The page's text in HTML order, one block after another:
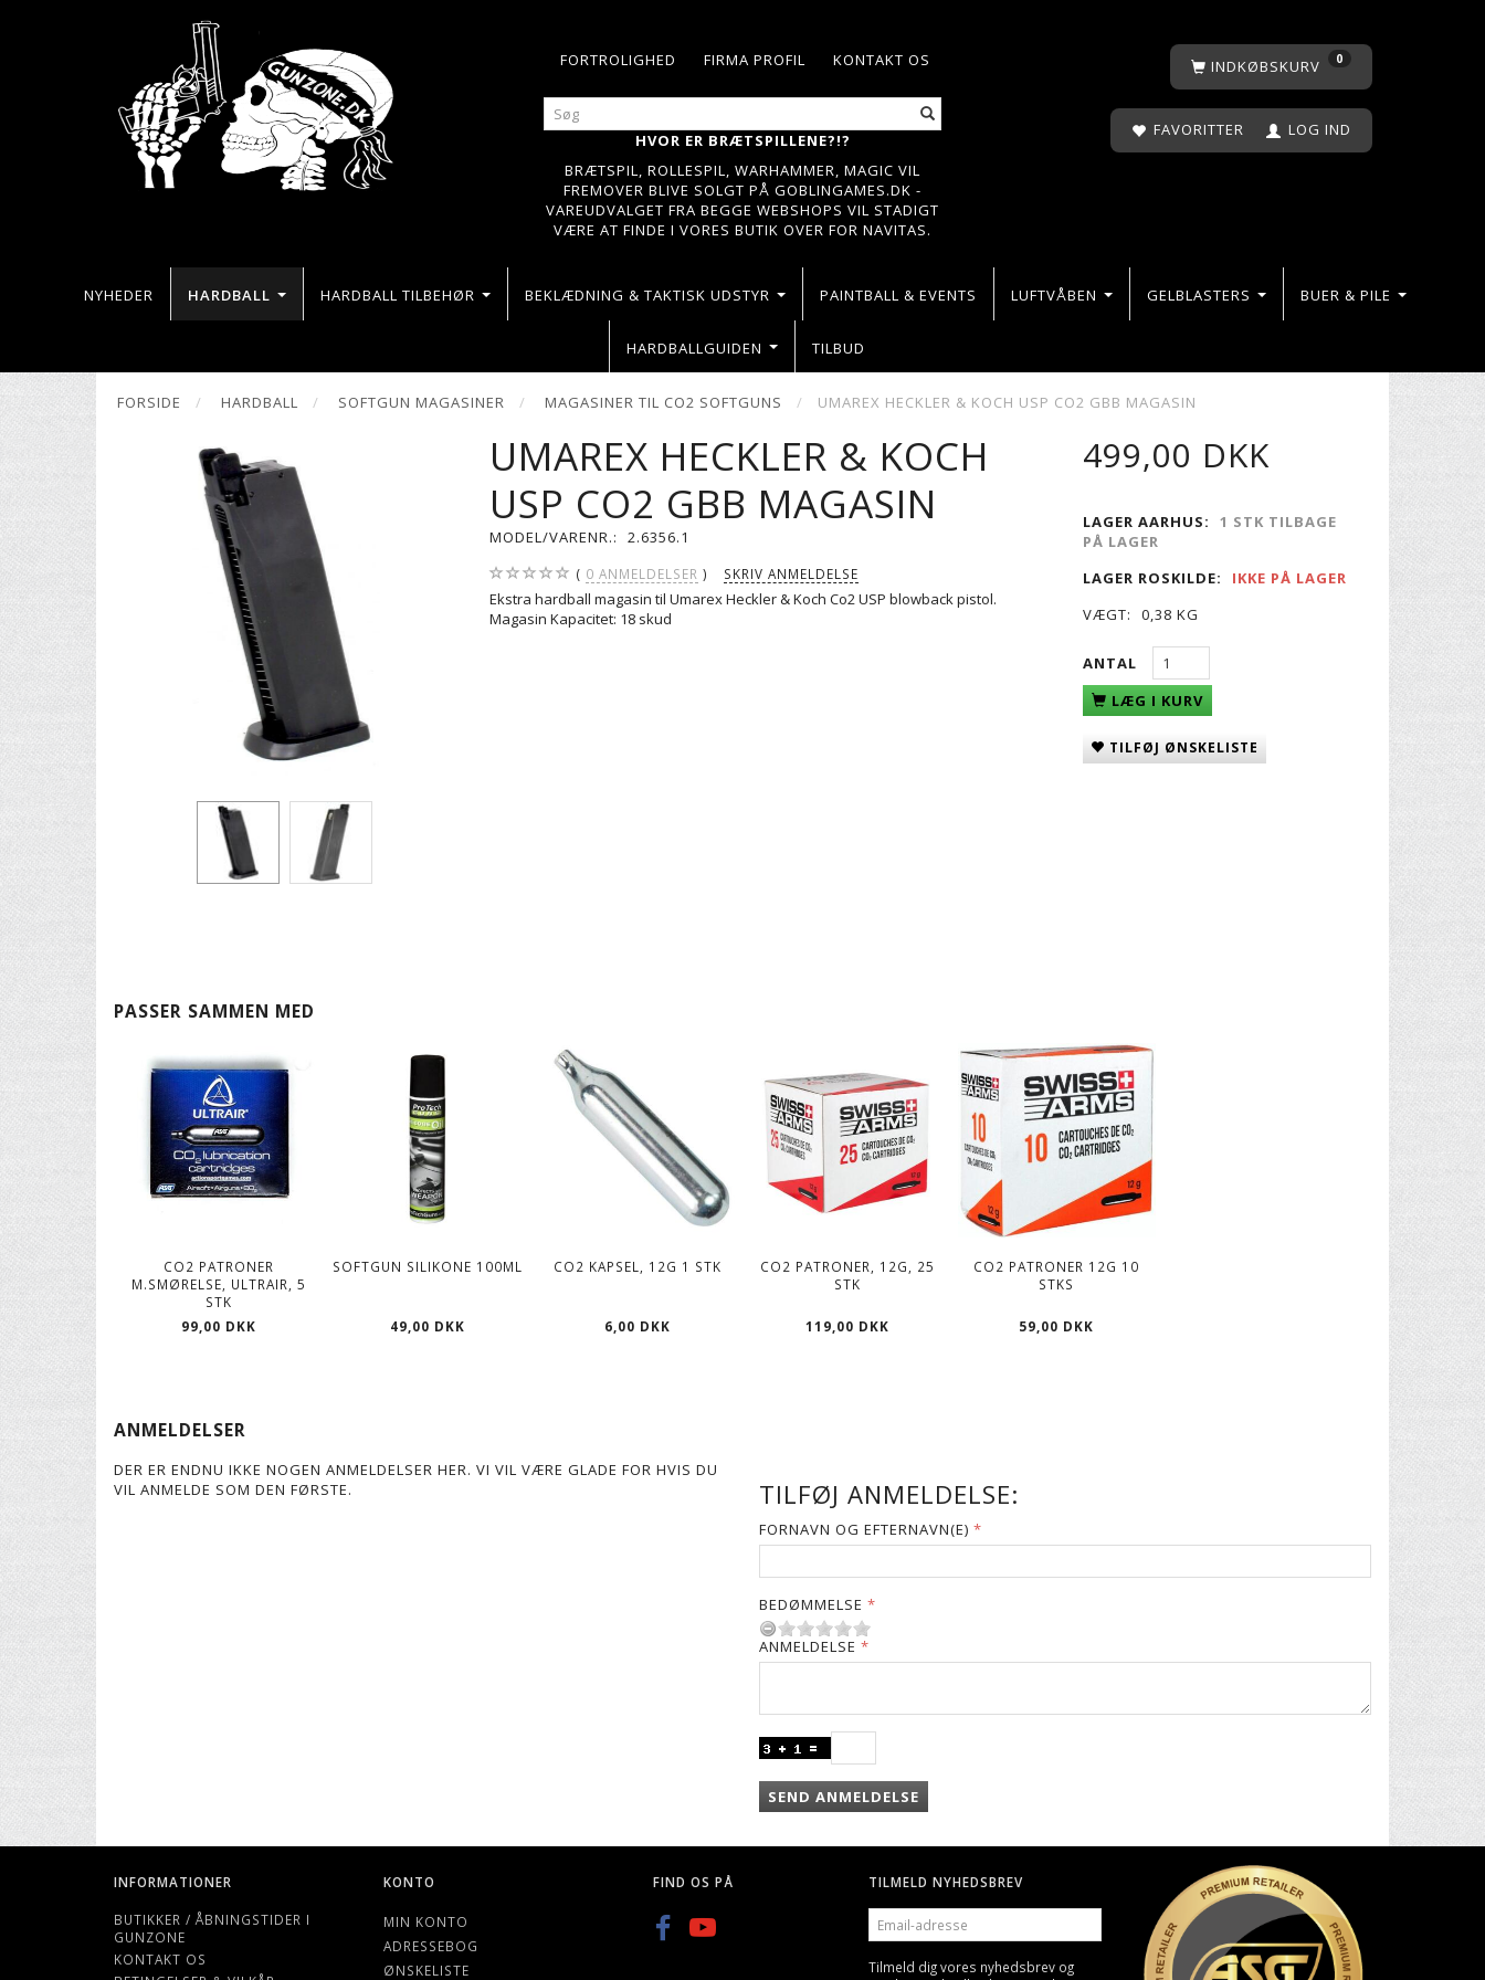
KONTAKT OS
FIRMA PROFIL
FORTROLIGHED
HVOR ER BRÆTSPILLENE?!?
BRÆTSPIL, ROLLESPIL, WARHAMMER, MAGIC VIL
FREMOVER BLIVE SOLGT PÅ GOBLINGAMES.DK -
VAREUDVALGET FRA BEGGE WEBSHOPS VIL STADIGT
VÆRE AT FINDE I VORES BUTIK OVER FOR NAVITAS.
INDKØBSKURV 0
FAVORITTER LOG IND
NYHEDER HARDBALL HARDBALL TILBEHØR BEKLÆDNING & TAKTISK UDSTYR PAINTBALL & EVENTS LUFTVÅBEN GELBLASTERS BUER & PILE
HARDBALLGUIDEN TILBUD
FORSIDE HARDBALL SOFTGUN MAGASINER MAGASINER TIL CO2 SOFTGUNS UMAREX HECKLER & KOCH USP CO2 GBB MAGASIN
UMAREX HECKLER & KOCH
USP CO2 GBB MAGASIN
MODEL/VARENR.: 2.6356.1
0 ANMELDELSER SKRIV ANMELDELSE
Ekstra hardball magasin til Umarex Heckler & Koch Co2 USP blowback pistol.
Magasin Kapacitet: 18 skud
499,00 DKK
LAGER AARHUS:
1 STK TILBAGE
PÅ LAGER
LAGER ROSKILDE:
IKKE PÅ LAGER
VÆGT:
0,38 KG
ANTAL
LÆG I KURV
TILFØJ ØNSKELISTE
PASSER SAMMEN MED
CO2 PATRONER
M.SMØRELSE, ULTRAIR, 5
STK
99,00 DKK
SOFTGUN SILIKONE 100ML
49,00 DKK
CO2 KAPSEL, 12G 1 STK
6,00 DKK
CO2 PATRONER, 12G, 25
STK
119,00 DKK
CO2 PATRONER 12G 10
STKS
59,00 DKK
ANMELDELSER
DER ER ENDNU IKKE NOGEN ANMELDELSER HER. VI VIL VÆRE GLADE FOR HVIS DU
VIL ANMELDE SOM DEN FØRSTE.
TILFØJ ANMELDELSE:
FORNAVN OG EFTERNAVN(E)
BEDØMMELSE
ANMELDELSE
SEND ANMELDELSE
INFORMATIONER
BUTIKKER / ÅBNINGSTIDER I
GUNZONE
KONTAKT OS
KONTO
MIN KONTO
ADRESSEBOG
ØNSKELISTE
FIND OS PÅ
TILMELD NYHEDSBREV
EMAIL-
ADRESSE
Tilmeld dig vores nyhedsbrev og